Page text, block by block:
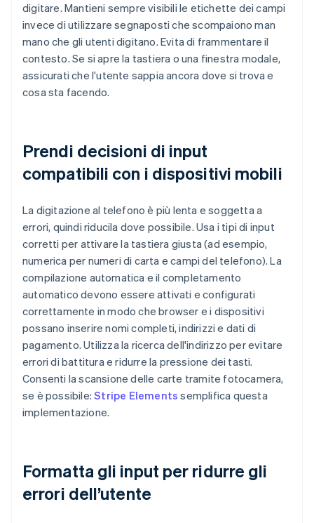
digitare. Mantieni sempre visibili le etichette dei campi
invece di utilizzare segnaposti che scompaiono man
mano che gli utenti digitano. Evita di frammentare il
contesto. Se si apre la tastiera o una finestra modale,
assicurati che l'utente sappia ancora dove si trova e
cosa sta facendo.
Prendi decisioni di input
compatibili con i dispositivi mobili
La digitazione al telefono è più lenta e soggetta a
errori, quindi riducila dove possibile. Usa i tipi di input
corretti per attivare la tastiera giusta (ad esempio,
numerica per numeri di carta e campi del telefono). La
compilazione automatica e il completamento
automatico devono essere attivati e configurati
correttamente in modo che browser e i dispositivi
possano inserire nomi completi, indirizzi e dati di
pagamento. Utilizza la ricerca dell'indirizzo per evitare
errori di battitura e ridurre la pressione dei tasti.
Consenti la scansione delle carte tramite fotocamera,
se è possibile:Stripe Elements semplifica questa
implementazione.
Formatta gli input per ridurre gli
errori dell’utente